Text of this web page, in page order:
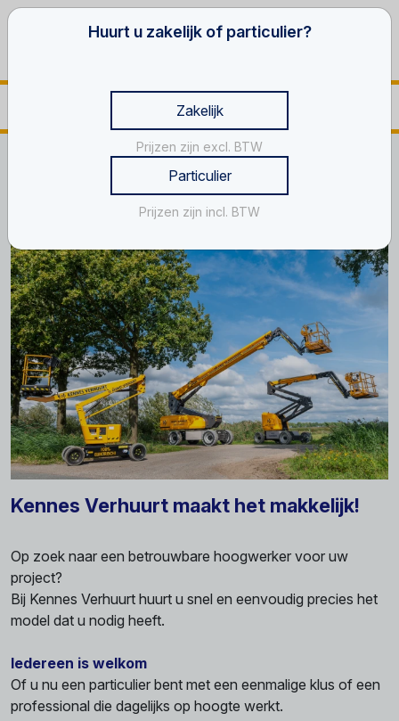
Hoogwerker Loosbroek
Hoogwerker huren in Loosbroek?
Kennes Verhuurt maakt het makkelijk!
Op zoek naar een betrouwbare hoogwerker voor uw
project?
Bij Kennes Verhuurt huurt u snel en eenvoudig precies het
model dat u nodig heeft.
Iedereen is welkom
Of u nu een particulier bent met een eenmalige klus of een
professional die dagelijks op hoogte werkt.
Huurt u zakelijk of particulier?
Zakelijk
Prijzen zijn excl. BTW
Particulier
Prijzen zijn incl. BTW